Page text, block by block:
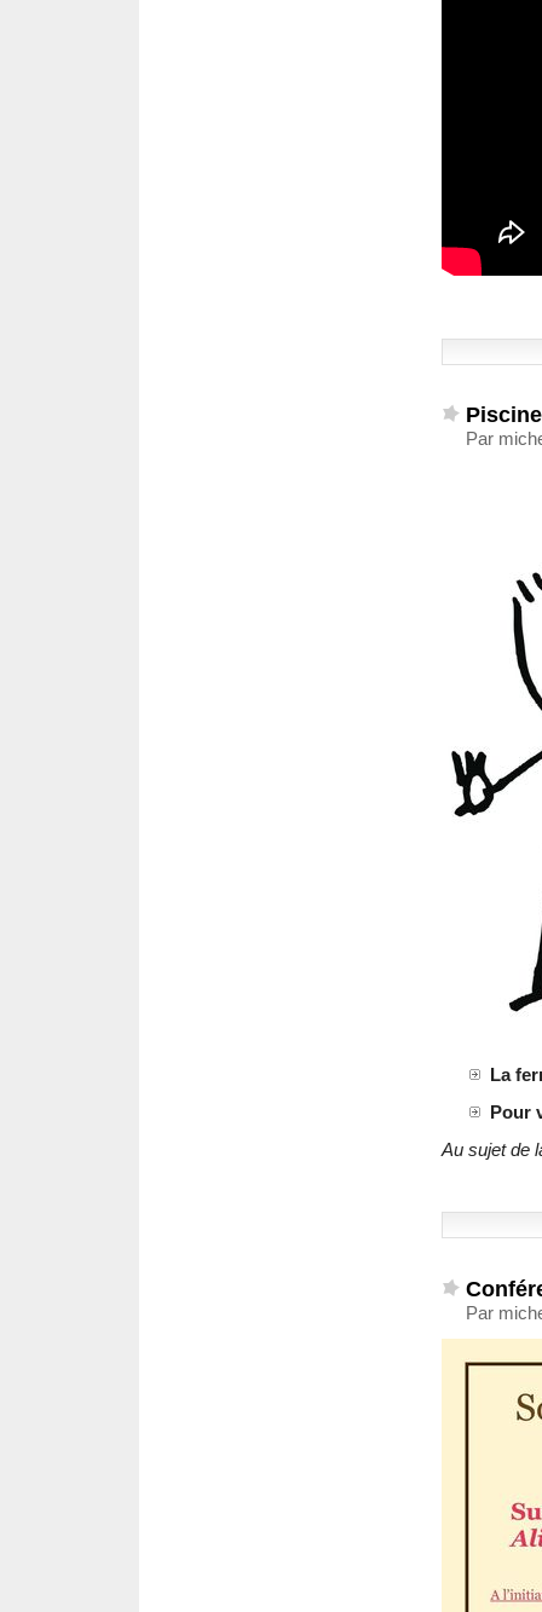
Par
La
Pour
Au sujet de
Par